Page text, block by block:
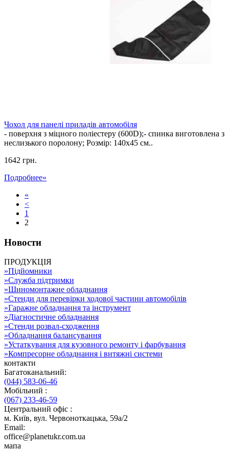
Чохол для панелі приладів автомобіля
- поверхня з міцного поліестеру (600D);- спинка виготовлена з
неслизького поролону; Розмір: 140х45 см..
1642 грн.
Подробнее»
«
<
1
2
Новости
ПРОДУКЦІЯ
»Підйомники
»Служба підтримки
»Шиномонтажне обладнання
»Стенди для перевірки ходової частини автомобілів
»Гаражне обладнання та інструмент
»Діагностичне обладнання
»Стенди розвал-сходження
»Обладнання балансування
»Устаткування для кузовного ремонту і фарбування
»Компресорне обладнання і витяжні системи
контакти
Багатоканальний:
(044) 583-06-46
Мобільний :
(067) 233-46-59
Центральний офіс :
м. Київ, вул. Червоноткацька, 59а/2
Email:
office@planetukr.com.ua
мапа